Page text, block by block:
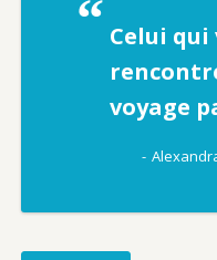
Celui qui
voyage